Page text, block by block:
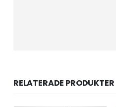
RELATERADE PRODUKTER